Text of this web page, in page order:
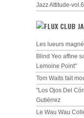
Jazz Attitude-
CLUB
Les lueurs
Blind Yeo affine
Lemoine Point"
Tom Waits fait
"Los Ojos Del
Gutiérrez
Le Wau Wau